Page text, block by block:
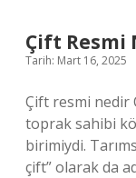
Çift Resmi
Tarih: Mart 16, 2025
Çift resmi nedir
toprak sahibi
birimiydi.
çift” olarak da